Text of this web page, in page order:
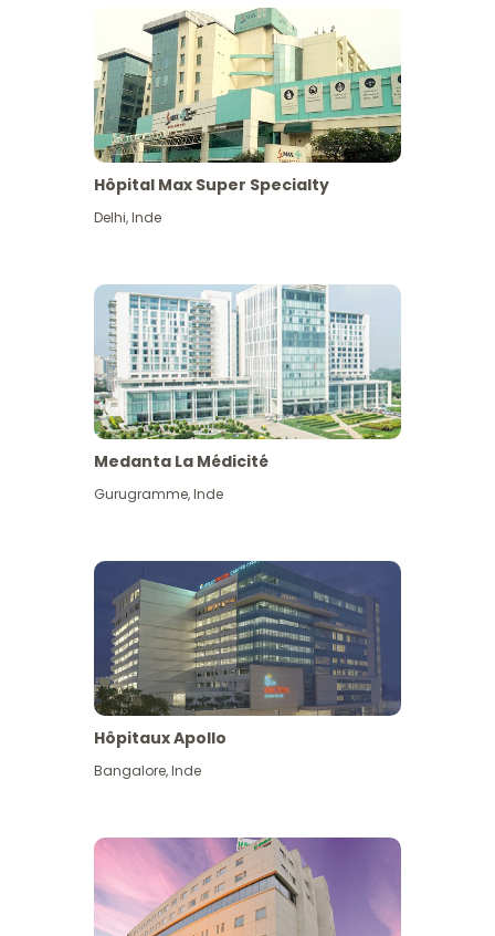
Hôpital Max Super Specialty
Delhi,Inde
Medanta La Médicité
Gurugramme,Inde
Hôpitaux Apollo
Bangalore,Inde